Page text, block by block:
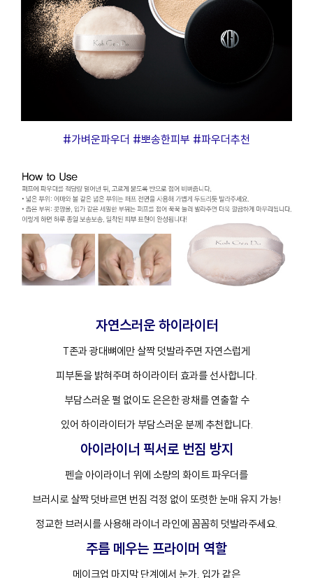
클렌징
#가벼운파우더 #뽀송한피부 #파우더추천
자연스러운 하이라이터
T존과 광대뼈에만 살짝 덧발라주면 자연스럽게
피부톤을 밝혀주며 하이라이터 효과를 선사합니다.
부담스러운 펄 없이도 은은한 광채를 연출할 수
있어 하이라이터가 부담스러운 분께 추천합니다.
아이라이너 픽서로 번짐 방지
펜슬 아이라이너 위에 소량의 화이트 파우더를
브러시로 살짝 덧바르면 번짐 걱정 없이 또렷한 눈매 유지 가능!
정교한 브러시를 사용해 라이너 라인에 꼼꼼히 덧발라주세요.
주름 메우는 프라이머 역할
메이크업 마지막 단계에서 눈가, 입가 같은